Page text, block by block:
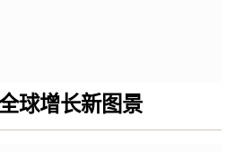
球增长新图景